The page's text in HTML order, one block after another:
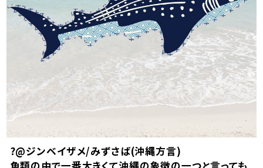
?@ジンベイザメ/みずさば(沖縄方言)